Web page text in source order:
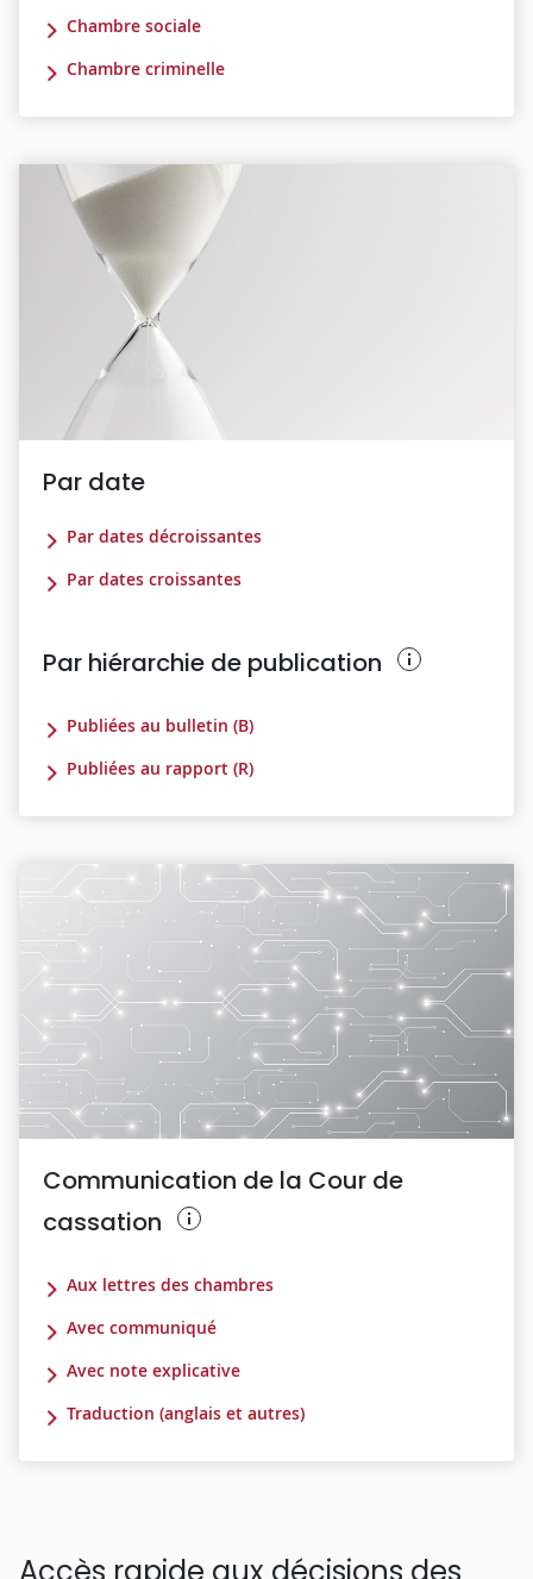
Chambre sociale
Chambre criminelle
Par date
Par dates décroissantes
Par dates croissantes
Par hiérarchie de publication
Publiées au bulletin (B)
Publiées au rapport (R)
Communication de la Cour de
cassation
Aux lettres des chambres
Avec communiqué
Avec note explicative
Traduction (anglais et autres)
Accès rapide aux décisions des